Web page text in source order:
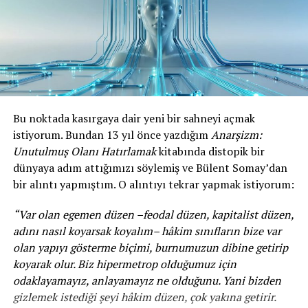
İnsan, tüketim nesnesi değildir.
İnsan, emanettir.
İnsan, şereftir.
İnsan, halifedir.
Bugün Batı’nın insanı da esirdir ancak onun zinciri
demirden değil!
Onun zinciri “haz”dan yapılmıştır.
Onun zinciri “dijital bağımlılık”tan yapılmıştır.
İşte o zinciri kıracak bir söz lâzım!
zamanda uluslararası paylaşım rekabetini de peşinden
sürükleyecek, devletler arası ve devletler ile -proto-
devlet sayılabilecek- silahlı örgütler arası sürtünmelerin
katsayısı ve bundan doğabilecek kıvılcımların ihtimali
artacaktır. Yine tüm bu koşullar altında bir kez
silahlanma yarışı ve militaristleşme başladı mı, arzın
talebi doğurması yani askerî-sanayi komplekslerin savaş
istenci maksimize olacaktır. Ünlü Rus öykücü Çehov’dan
ilhamla biraz değiştirerek söylersek “Duvarda asılı yeni
silahlar varsa hikâyenin ilerleyen kısmında o silahlar
patlayabilir.”
2022 NATO(Ukrayna)-Rusya bilek güreşi başladığından
beri mevzubahis kızışmaların özellikle Batı Asya’da ve
Çin odaklı olarak Pasifikte de frekansının arttığını
müşahade edebilmekteyiz. Ayrıca NATO ittifakı
kapsamında eşgüdüm arayışının ve ittifakın rolünün
Çin, Rusya ve İran tehditlerine karşı yeniden
Bu noktada kasırgaya dair yeni bir sahneyi açmak
istiyorum. Bundan 13 yıl önce yazdığımAnarşizm:
Unutulmuş Olanı Hatırlamakkitabında distopik bir
dünyaya adım attığımızı söylemiş ve Bülent Somay’dan
bir alıntı yapmıştım. O alıntıyı tekrar yapmak istiyorum:
“Var olan egemen düzen –feodal düzen, kapitalist düzen,
adını nasıl koyarsak koyalım– hâkim sınıfların bize var
olan yapıyı gösterme biçimi, burnumuzun dibine getirip
koyarak olur. Biz hipermetrop olduğumuz için
odaklayamayız, anlayamayız ne olduğunu. Yani bizden
gizlemek istediği şeyi hâkim düzen, çok yakına getirir.